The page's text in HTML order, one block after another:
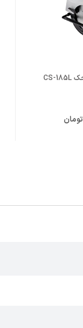
تومان